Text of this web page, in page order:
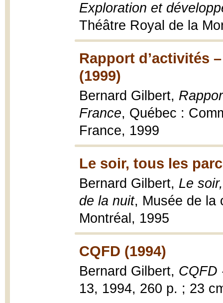
Exploration et
Théâtre Royal de la
Rapport d’activités
(1999)
Bernard Gilbert,
France, Québec :
France, 1999
Le soir, tous les
Bernard Gilbert, Le
de la nuit, Musée de la
Montréal, 1995
CQFD (1994)
Bernard Gilbert, CQFD
13, 1994, 260 p. ; 23